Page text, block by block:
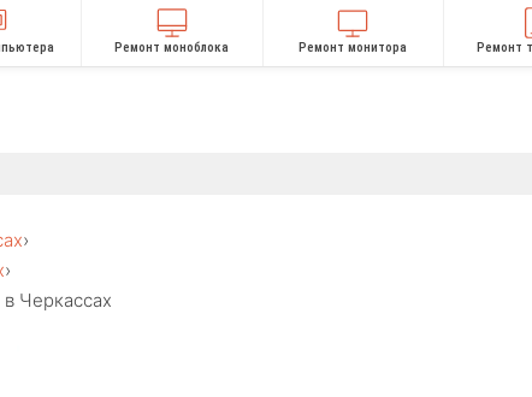
Ремонт моноблока Ремонт монитора Ремонт
›
›
Черкассах